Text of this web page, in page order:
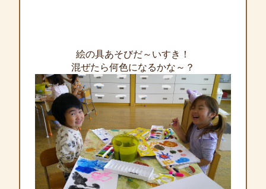
絵の具あそびだ～いすき！
混ぜたら何色になるかな～？